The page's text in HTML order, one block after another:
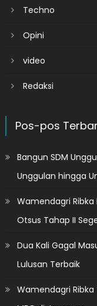
Techno
Opini
video
Redaksi
Pos-pos
Bangun SDM
Unggulan hingga
Wamendagri
Otsus Tahap II
Dua Kali Gagal
Lulusan Terbaik
Wamendagri